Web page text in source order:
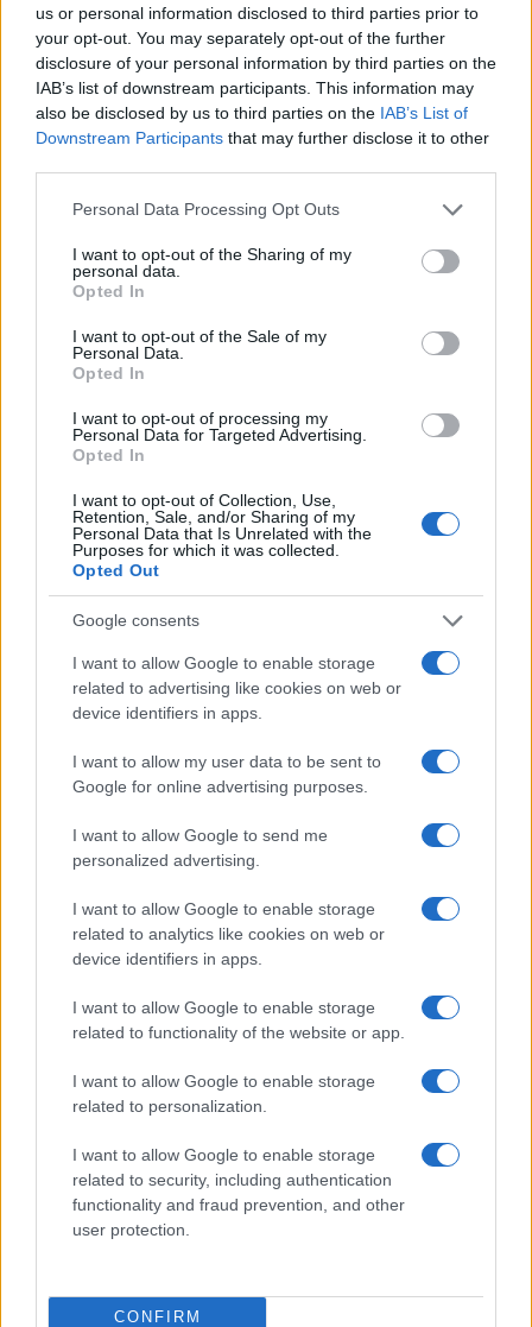
us or personal information disclosed to third parties prior to
your opt-out. You may separately opt-out of the further
disclosure of your personal information by third parties on the
IAB’s list of downstream participants. This information may
also be disclosed by us to third parties on the IAB’s List of
Downstream Participants that may further disclose it to other
Please note that this website/app uses one or more Google
not limited to your visit or usage behaviour. You may click to
grant or deny consent to Google and its third-party tags to
use your data for below specified purposes in below Google
consent section.
Personal Data Processing Opt Outs
I want to opt-out of the Sharing of my
personal data.
Opted In
I want to opt-out of the Sale of my
Personal Data.
Opted In
I want to opt-out of processing my
Personal Data for Targeted Advertising.
Opted In
I want to opt-out of Collection, Use,
Retention, Sale, and/or Sharing of my
Personal Data that Is Unrelated with the
Purposes for which it was collected.
Opted Out
Google consents
I want to allow Google to enable storage
related to advertising like cookies on web or
device identifiers in apps.
I want to allow my user data to be sent to
Google for online advertising purposes.
I want to allow Google to send me
personalized advertising.
I want to allow Google to enable storage
related to analytics like cookies on web or
device identifiers in apps.
I want to allow Google to enable storage
related to functionality of the website or app.
I want to allow Google to enable storage
related to personalization.
I want to allow Google to enable storage
related to security, including authentication
functionality and fraud prevention, and other
user protection.
CONFIRM
Edoardo Marchesi
Edoardo Marchesi, voce delle notizie di
Palermo, ricorda la notte in cui seguì il corteo
in via Maqueda e decise di chiedere carte e
nomi: da allora predilige verifiche sul campo.
In redazione guida l’agenda delle emergenze
e custodisce una collezione di vecchie
mappe della città.
FIERE E EVENTI
Eventi floreali agosto 2026: Taviano, Bosco Marengo
e Verbania